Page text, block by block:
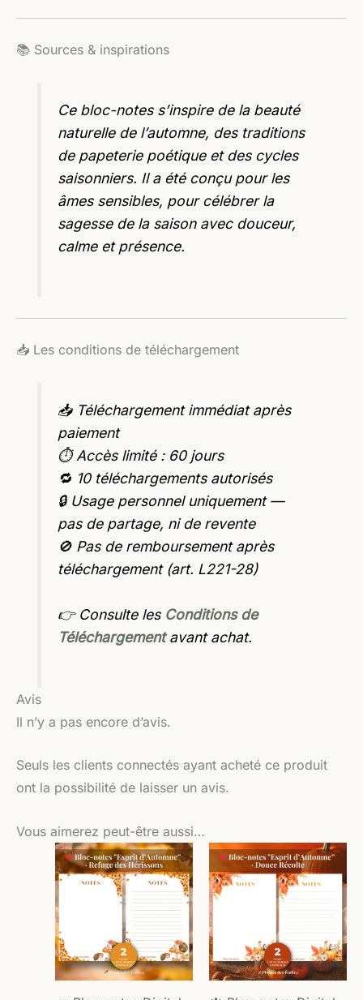
📚 Sources & inspirations
Ce bloc-notes s’inspire de la beauté
naturelle de l’automne, des traditions
de papeterie poétique et des cycles
saisonniers. Il a été conçu pour les
âmes sensibles, pour célébrer la
sagesse de la saison avec douceur,
calme et présence.
📥 Les conditions de téléchargement
📥 Téléchargement immédiat après
paiement
⏱️ Accès limité : 60 jours
🔁 10 téléchargements autorisés
🔒 Usage personnel uniquement —
pas de partage, ni de revente
🚫 Pas de remboursement après
téléchargement (art. L221-28)
👉 Consulte les Conditions de
Téléchargementavant achat.
Avis
Il n’y a pas encore d’avis.
Seuls les clients connectés ayant acheté ce produit
ont la possibilité de laisser un avis.
Vous aimerez peut-être aussi…